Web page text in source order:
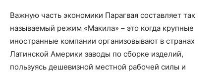
Важную часть экономики Парагвая составляет так
называемый режим «Макила» – это когда крупные
иностранные компании организовывают в странах
Латинской Америки заводы по сборке изделий,
пользуясь дешевизной местной рабочей силы и